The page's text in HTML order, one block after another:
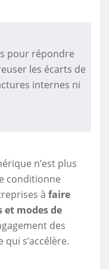
pour répondre
les écarts de
internes ni
n’est plus
conditionne
à faire
et modes de
des
s’accélère.